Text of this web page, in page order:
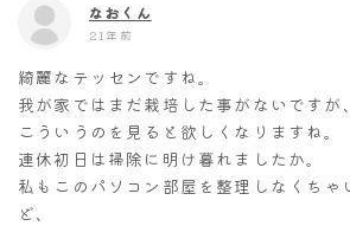
なおくん
21年前
綺麗なテッセンですね。
我が家ではまだ栽培した事がないですが、
こういうのを見ると欲しくなりますね。
連休初日は掃除に明け暮れましたか。
私もこのパソコン部屋を整理しなくちゃ
ど、